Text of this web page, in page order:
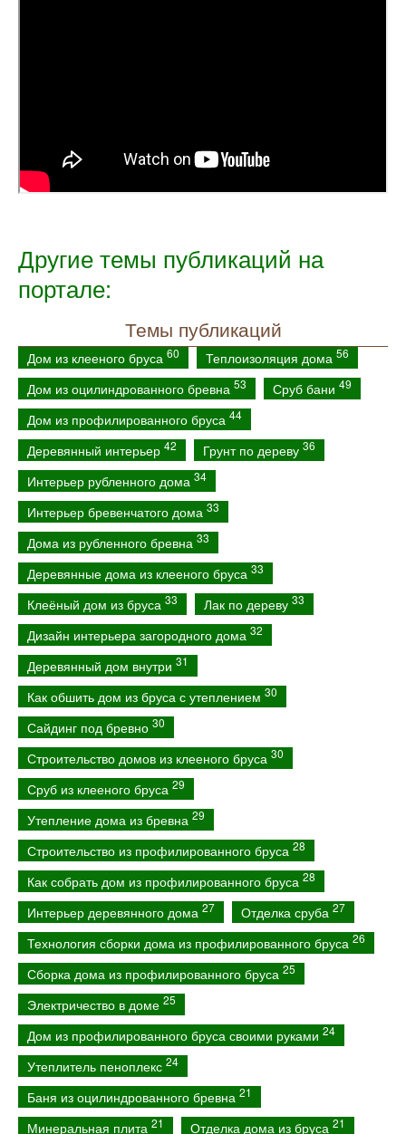
Другие темы публикаций на
портале:
Темы публикаций
Дом из клееного бруса 60 Теплоизоляция дома 56
Дом из оцилиндрованного бревна 53 Сруб бани 49
Дом из профилированного бруса 44
Деревянный интерьер 42 Грунт по дереву 36
Интерьер рубленного дома 34
Интерьер бревенчатого дома 33
Дома из рубленного бревна 33
Деревянные дома из клееного бруса 33
Клеёный дом из бруса 33 Лак по дереву 33
Дизайн интерьера загородного дома 32
Деревянный дом внутри 31
Как обшить дом из бруса с утеплением 30
Сайдинг под бревно 30
Строительство домов из клееного бруса 30
Сруб из клееного бруса 29
Утепление дома из бревна 29
Строительство из профилированного бруса 28
Как собрать дом из профилированного бруса 28
Интерьер деревянного дома 27 Отделка сруба 27
Технология сборки дома из профилированного бруса 26
Сборка дома из профилированного бруса 25
Электричество в доме 25
Дом из профилированного бруса своими руками 24
Утеплитель пеноплекс 24
Баня из оцилиндрованного бревна 21
Минеральная плита 21 Отделка дома из бруса 21